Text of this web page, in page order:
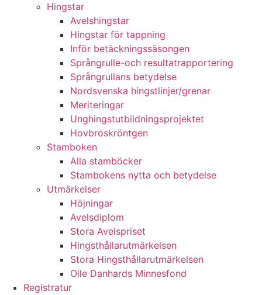
Hingstar
Avelshingstar
Hingstar för tappning
Inför betäckningssäsongen
Språngrulle-och resultatrapportering
Språngrullans betydelse
Nordsvenska hingstlinjer/grenar
Meriteringar
Unghingstutbildningsprojektet
Hovbroskröntgen
Stamboken
Alla stamböcker
Stambokens nytta och betydelse
Utmärkelser
Höjningar
Avelsdiplom
Stora Avelspriset
Hingsthållarutmärkelsen
Stora Hingsthållarutmärkelsen
Olle Danhards Minnesfond
Registratur